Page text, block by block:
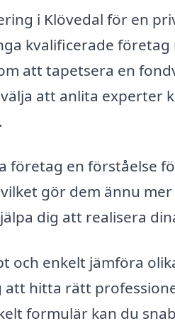
i Klövedal för en
kvalificerade
att tapetsera en
att anlita experter
företag en förståelse
gör dem ännu
dig att realisera
och enkelt jämföra
att hitta rätt
formulär kan du